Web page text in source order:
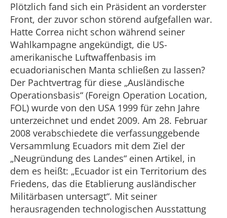
Plötzlich fand sich ein Präsident an vorderster
Front, der zuvor schon störend aufgefallen war.
Hatte Correa nicht schon während seiner
Wahlkampagne angekündigt, die US-
amerikanische Luftwaffenbasis im
ecuadorianischen Manta schließen zu lassen?
Der Pachtvertrag für diese „Ausländische
Operationsbasis“ (Foreign Operation Location,
FOL) wurde von den USA 1999 für zehn Jahre
unterzeichnet und endet 2009. Am 28. Februar
2008 verabschiedete die verfassunggebende
Versammlung Ecuadors mit dem Ziel der
„Neugründung des Landes“ einen Artikel, in
dem es heißt: „Ecuador ist ein Territorium des
Friedens, das die Etablierung ausländischer
Militärbasen untersagt“. Mit seiner
herausragenden technologischen Ausstattung